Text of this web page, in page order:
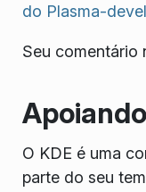
do Plasma-devel
Seu comentário
O KDE é uma
parte do seu